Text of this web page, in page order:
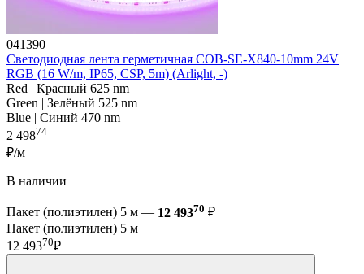
041390
Светодиодная лента герметичная COB-SE-X840-10mm 24V
RGB (16 W/m, IP65, CSP, 5m) (Arlight, -)
Red | Красный 625 nm
Green | Зелёный 525 nm
Blue | Синий 470 nm
2 49874
₽/м
В наличии
Пакет (полиэтилен) 5 м — 12 49370 ₽
Пакет (полиэтилен) 5 м
12 49370₽